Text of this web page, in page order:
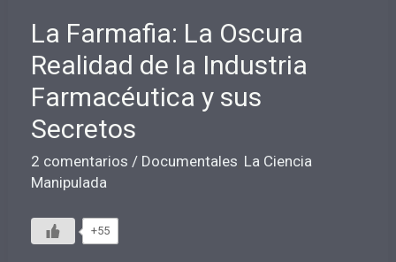
La Farmafia: La Oscura
Realidad de la Industria
Farmacéutica y sus
Secretos
2 comentarios / Documentales La Ciencia
Manipulada
+55